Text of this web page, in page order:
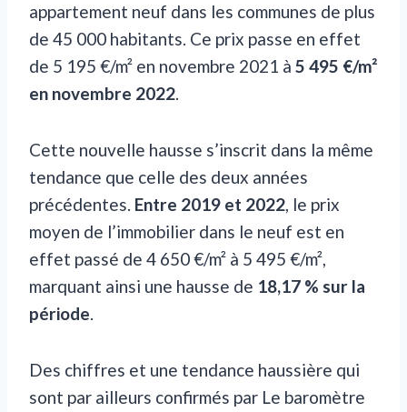
appartement neuf dans les communes de plus
de 45 000 habitants. Ce prix passe en effet
de 5 195 €/m² en novembre 2021 à 5 495 €/m²
en novembre 2022.
Cette nouvelle hausse s’inscrit dans la même
tendance que celle des deux années
précédentes. Entre 2019 et 2022, le prix
moyen de l’immobilier dans le neuf est en
effet passé de 4 650 €/m² à 5 495 €/m²,
marquant ainsi une hausse de 18,17 % sur la
période.
Des chiffres et une tendance haussière qui
sont par ailleurs confirmés par Le baromètre